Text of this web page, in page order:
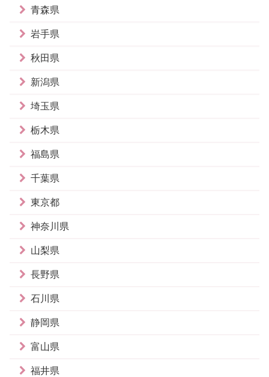
青森県
岩手県
秋田県
新潟県
埼玉県
栃木県
福島県
千葉県
東京都
神奈川県
山梨県
長野県
石川県
静岡県
富山県
福井県